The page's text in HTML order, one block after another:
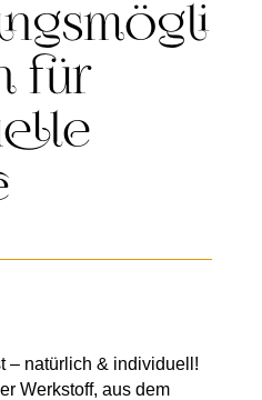
für
– natürlich & individuell!
Werkstoff, aus dem